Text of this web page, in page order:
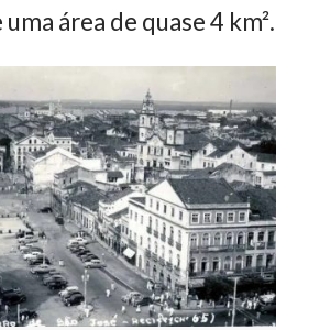
área de quase 4 km².